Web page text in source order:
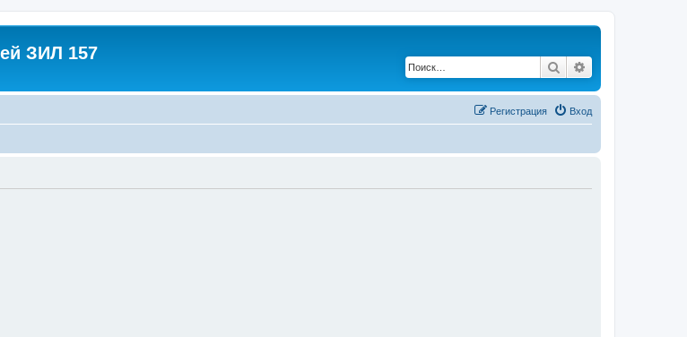
ЗИЛ 157
Поиск
Вход
Регистрация